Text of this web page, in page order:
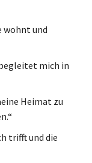
wohnt und
mich in
Heimat zu
trifft und die